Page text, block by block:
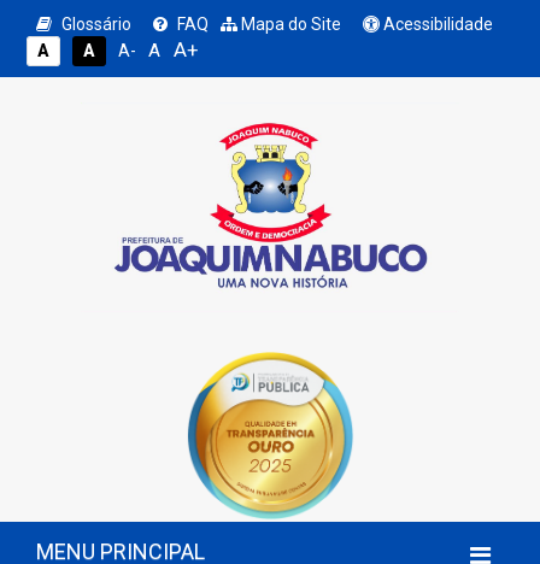
Glossário FAQ Mapa do Site
Acessibilidade
A
A A- A A+
MENU PRINCIPAL